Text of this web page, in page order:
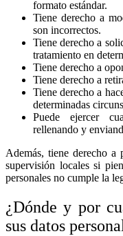
formato estándar.
Tiene derecho a
son incorrectos.
Tiene derecho a
tratamiento en
Tiene derecho a
Tiene derecho a
Tiene derecho a
determinadas
Puede ejercer
rellenando y
Además, tiene derecho a
supervisión locales si
personales no cumple la
¿Dónde y por
sus datos